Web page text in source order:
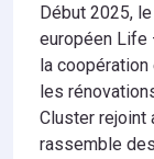
Début 2025,
européen Life
la
les
Cluster rejoint
rassemble